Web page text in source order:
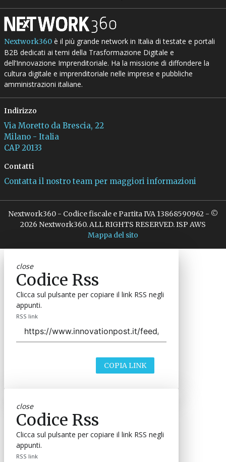
Nextwork360è il più grande network in Italia di testate e portali
B2B dedicati ai temi della Trasformazione Digitale e
dell’Innovazione Imprenditoriale. Ha la missione di diffondere la
cultura digitale e imprenditoriale nelle imprese e pubbliche
amministrazioni italiane.
Indirizzo
Via Moretto da Brescia, 22
Milano - Italia
CAP 20133
Contatti
Contatta il nostro team per maggiori informazioni
Nextwork360 - Codice fiscale e Partita IVA 13868590962 - ©
2026 Nextwork360. ALL RIGHTS RESERVED. ISP AWS
Mappa del sito
close
Codice Rss
Clicca sul pulsante per copiare il link RSS negli
appunti.
RSS link
COPIA LINK
close
Codice Rss
Clicca sul pulsante per copiare il link RSS negli
appunti.
RSS link